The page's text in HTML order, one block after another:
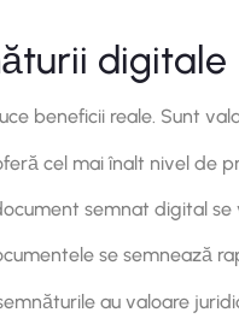
digitale
beneficii reale. Sunt
cel mai înalt nivel de
semnat digital se
se semnează
au valoare